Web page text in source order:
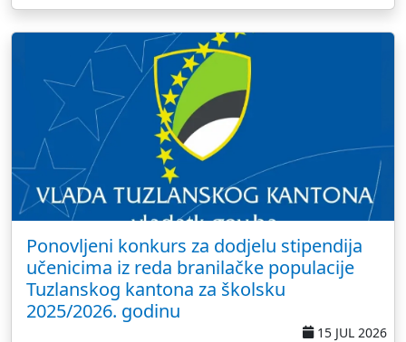
Ponovljeni konkurs za dodjelu stipendija
učenicima iz reda branilačke populacije
Tuzlanskog kantona za školsku
2025/2026. godinu
15 JUL 2026